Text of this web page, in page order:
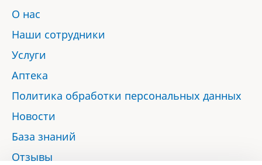
О нас
Наши сотрудники
Услуги
Аптека
Политика обработки персональных данных
Новости
База знаний
Отзывы